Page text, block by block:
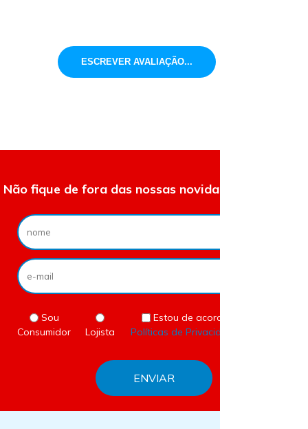
ESCREVER AVALIAÇÃO...
Não fique de fora das nossas novidades e ofertas.
Sou
Consumidor
Lojista
Estou de acordo com as
Políticas de Privacidade